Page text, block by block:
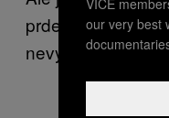
prdel. Dejte mi
nevysednu!
our very best